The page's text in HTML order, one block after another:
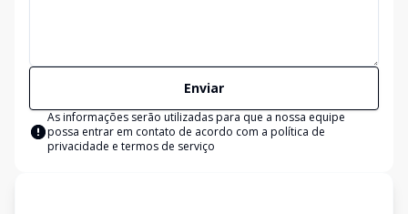
Enviar
As informações serão utilizadas para que a nossa equipe
possa entrar em contato de acordo com a política de
privacidade e termos de serviço